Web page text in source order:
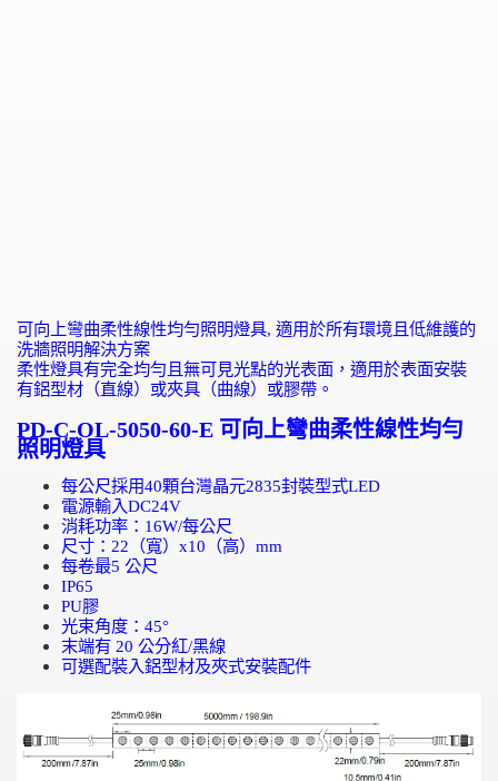
可向上彎曲柔性線性均勻照明燈具, 適用於所有環境且低維護的
洗牆照明解決方案
柔性燈具有完全均勻且無可見光點的光表面，適用於表面安裝
有鋁型材（直線）或夾具（曲線）或膠帶。
PD-C-OL-5050-60-E 可向上彎曲柔性線性均勻
照明燈具
每公尺採用40顆台灣晶元2835封裝型式LED
電源輸入DC24V
消耗功率： 16W/每公尺
尺寸： 22 （寬） x10 （高） mm
每卷最5 公尺
IP65
PU膠
光束角度： 45°
末端有 20 公分紅/黑線
可選配裝入鋁型材及夾式安裝配件